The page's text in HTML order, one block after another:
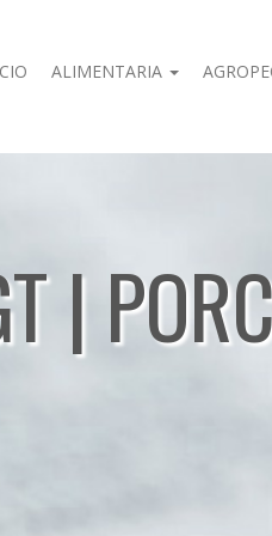
ALIMENTARIA
|